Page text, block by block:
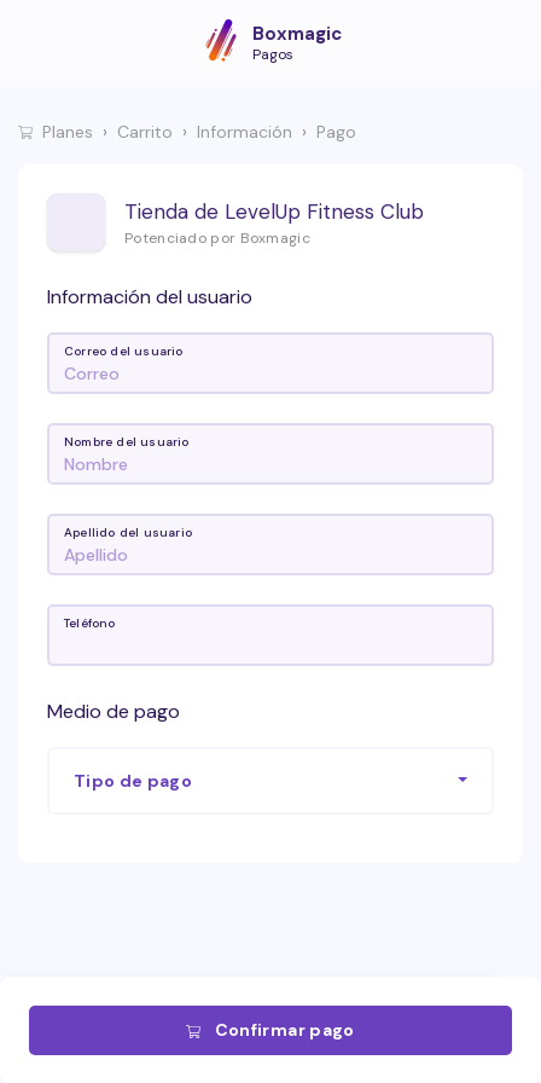
Boxmagic
Pagos
Planes Carrito Información Pago
Tienda de LevelUp Fitness Club
Potenciado por Boxmagic
Información del usuario
Correo del usuario
Nombre del usuario
Apellido del usuario
Teléfono
Medio de pago
Tipo de pago
Confirmar pago